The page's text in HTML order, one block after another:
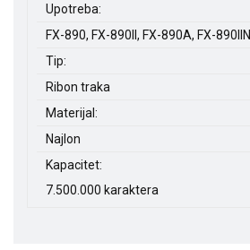
Upotreba:
FX-890, FX-890II, FX-890A, FX-890IIN
Tip:
Ribon traka
Materijal:
Najlon
Kapacitet:
7.500.000 karaktera